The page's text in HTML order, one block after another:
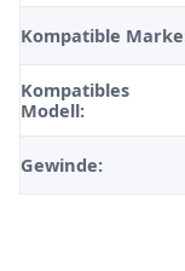
Kompatible
Kompatibles
Modell:
Gewinde: